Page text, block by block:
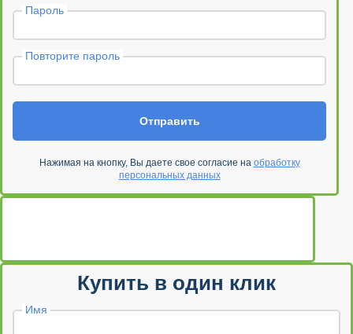
Пароль
Повторите пароль
Отправить
Нажимая на кнопку, Вы даете свое согласие на обработку
персональных данных
Купить в один клик
Имя